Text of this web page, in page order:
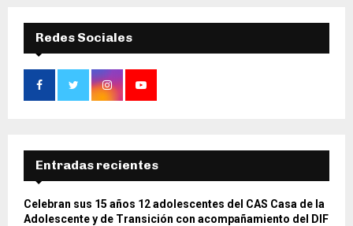
Redes Sociales
Entradas recientes
Celebran sus 15 años 12 adolescentes del CAS Casa de la
Adolescente y de Transición con acompañamiento del DIF